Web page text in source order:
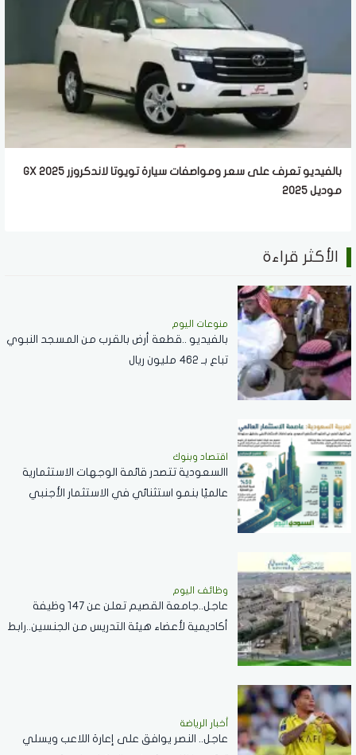
بالفيديو تعرف على سعر ومواصفات سيارة تويوتا لاندكروزر GX 2025
موديل 2025
الأكثر قراءة
منوعات اليوم
بالفيديو ..قطعة أرض بالقرب من المسجد النبوي
تباع بـ 462 مليون ريال
اقتصاد وبنوك
االسعودية تتصدر قائمة الوجهات الاستثمارية
عالميًا بنمو استثنائي في الاستثمار الأجنبي
وظائف اليوم
عاجل..جامعة القصيم تعلن عن 147 وظيفة
أكاديمية لأعضاء هيئة التدريس من الجنسين..رابط
أخبار الرياضة
عاجل.. النصر يوافق على إعارة اللاعب ويسلي